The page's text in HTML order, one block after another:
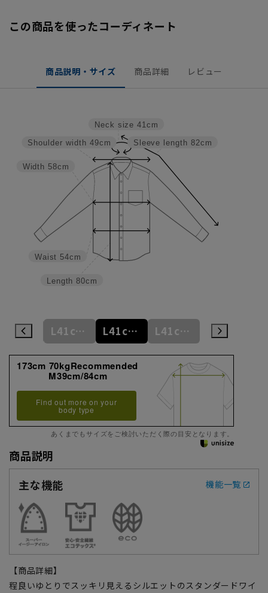
この商品を使ったコーディネート
商品説明・サイズ 商品詳細 レビュー
Sleeve length 82cm
Neck size 41cm
Length 80cm
Waist 54cm
Width 58cm
Shoulder width 49cm
L41cm/78cm L41cm/80cm L41cm/82cm L41cm/84cm
173cm 70kgRecommended
M39cm/84cm
Find out more on your
body type
あくまでもサイズをご検討いただく際の目安となります。
商品説明
主な機能
機能一覧
【商品詳細】
程良いゆとりでスッキリ見えるシルエットのスタンダードワイ